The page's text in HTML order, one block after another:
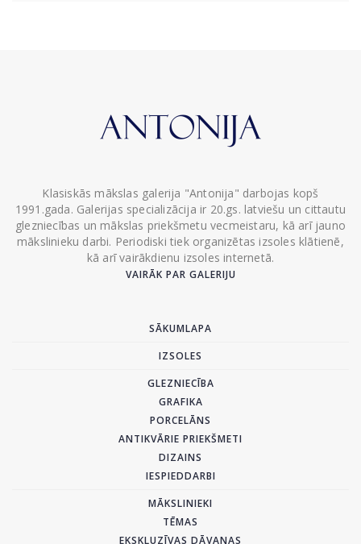
Klasiskās mākslas galerija "Antonija" darbojas kopš
1991.gada. Galerijas specializācija ir 20.gs. latviešu un cittautu
glezniecības un mākslas priekšmetu vecmeistaru, kā arī jauno
mākslinieku darbi. Periodiski tiek organizētas izsoles klātienē,
kā arī vairākdienu izsoles internetā.
VAIRĀK PAR GALERIJU
SĀKUMLAPA
IZSOLES
GLEZNIECĪBA
GRAFIKA
PORCELĀNS
ANTIKVĀRIE PRIEKŠMETI
DIZAINS
IESPIEDDARBI
MĀKSLINIEKI
TĒMAS
EKSKLUZĪVAS DĀVANAS